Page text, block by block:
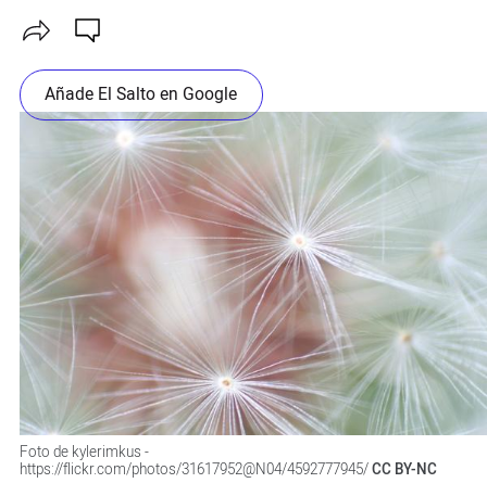
Añade El Salto en Google
Foto de kylerimkus -
https://flickr.com/photos/31617952@N04/4592777945/CC BY-NC